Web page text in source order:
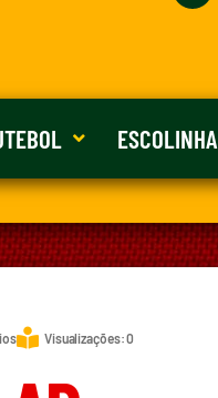
ESCOLINHA
Visualizações: 0